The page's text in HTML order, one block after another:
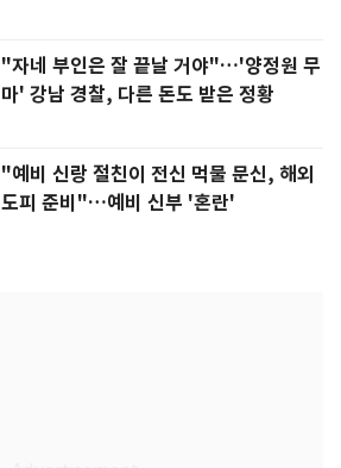
"자네 부인은 잘 끝날 거야"…'양정원 무
마' 강남 경찰, 다른 돈도 받은 정황
"예비 신랑 절친이 전신 먹물 문신, 해외
도피 준비"…예비 신부 '혼란'